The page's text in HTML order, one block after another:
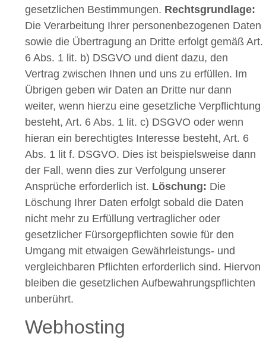
gesetzlichen Bestimmungen. Rechtsgrundlage:
Die Verarbeitung Ihrer personenbezogenen Daten
sowie die Übertragung an Dritte erfolgt gemäß Art.
6 Abs. 1 lit. b) DSGVO und dient dazu, den
Vertrag zwischen Ihnen und uns zu erfüllen. Im
Übrigen geben wir Daten an Dritte nur dann
weiter, wenn hierzu eine gesetzliche Verpflichtung
besteht, Art. 6 Abs. 1 lit. c) DSGVO oder wenn
hieran ein berechtigtes Interesse besteht, Art. 6
Abs. 1 lit f. DSGVO. Dies ist beispielsweise dann
der Fall, wenn dies zur Verfolgung unserer
Ansprüche erforderlich ist. Löschung: Die
Löschung Ihrer Daten erfolgt sobald die Daten
nicht mehr zu Erfüllung vertraglicher oder
gesetzlicher Fürsorgepflichten sowie für den
Umgang mit etwaigen Gewährleistungs- und
vergleichbaren Pflichten erforderlich sind. Hiervon
bleiben die gesetzlichen Aufbewahrungspflichten
unberührt.
Webhosting